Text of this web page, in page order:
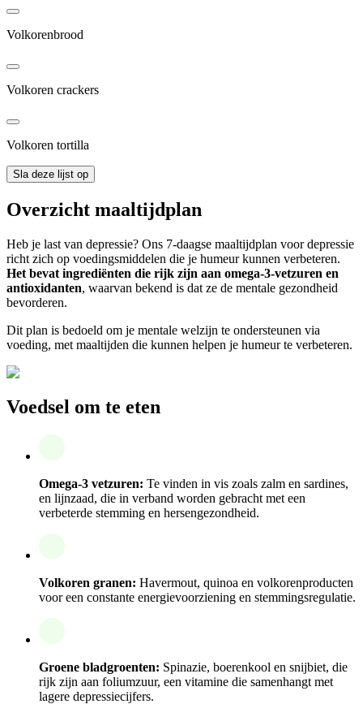
Volkorenbrood
Volkoren crackers
Volkoren tortilla
Sla deze lijst op
Overzicht maaltijdplan
Heb je last van depressie? Ons 7-daagse maaltijdplan voor depressie
richt zich op voedingsmiddelen die je humeur kunnen verbeteren.
Het bevat ingrediënten die rijk zijn aan omega-3-vetzuren en
antioxidanten, waarvan bekend is dat ze de mentale gezondheid
bevorderen.
Dit plan is bedoeld om je mentale welzijn te ondersteunen via
voeding, met maaltijden die kunnen helpen je humeur te verbeteren.
Voedsel om te eten
Omega-3 vetzuren: Te vinden in vis zoals zalm en sardines,
en lijnzaad, die in verband worden gebracht met een
verbeterde stemming en hersengezondheid.
Volkoren granen: Havermout, quinoa en volkorenproducten
voor een constante energievoorziening en stemmingsregulatie.
Groene bladgroenten: Spinazie, boerenkool en snijbiet, die
rijk zijn aan foliumzuur, een vitamine die samenhangt met
lagere depressiecijfers.